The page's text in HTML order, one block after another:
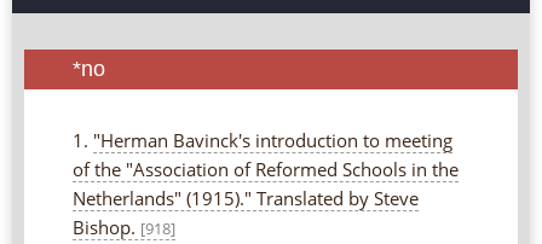
*no
1. "Herman Bavinck's introduction to meeting
of the "Association of Reformed Schools in the
Netherlands" (1915)." Translated by Steve
Bishop. [918]